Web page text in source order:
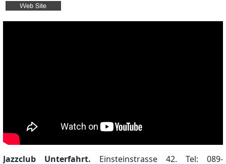
Jazzclub Unterfahrt. Einsteinstrasse 42. Tel: 089-